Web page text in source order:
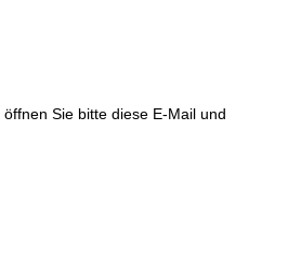
öffnen Sie bitte diese E-Mail und